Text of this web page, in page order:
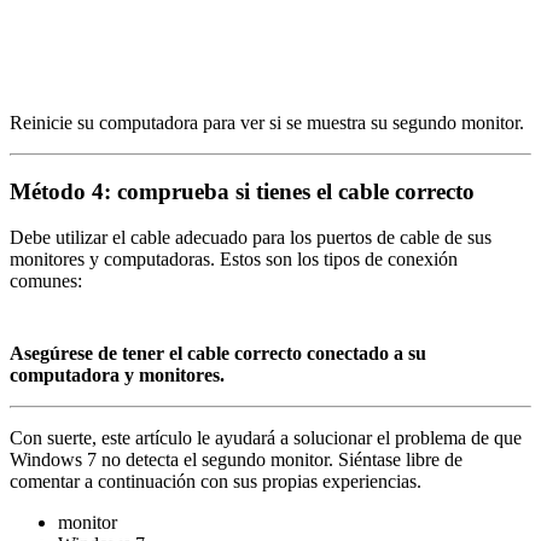
Reinicie su computadora para ver si se muestra su segundo monitor.
Método 4: comprueba si tienes el cable correcto
Debe utilizar el cable adecuado para los puertos de cable de sus
monitores y computadoras. Estos son los tipos de conexión
comunes:
Asegúrese de tener el cable correcto conectado a su
computadora y monitores.
Con suerte, este artículo le ayudará a solucionar el problema de que
Windows 7 no detecta el segundo monitor. Siéntase libre de
comentar a continuación con sus propias experiencias.
monitor